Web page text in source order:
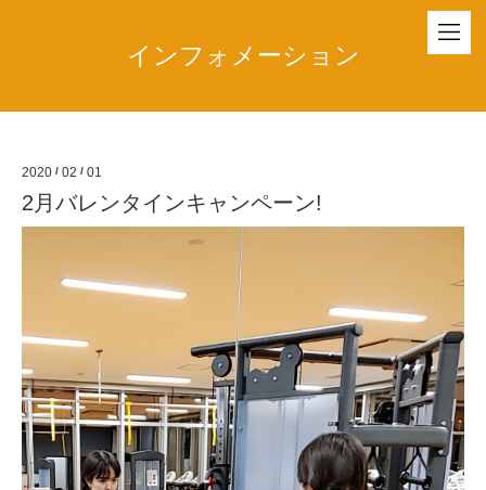
インフォメーション
2020 / 02 / 01
2月バレンタインキャンペーン!